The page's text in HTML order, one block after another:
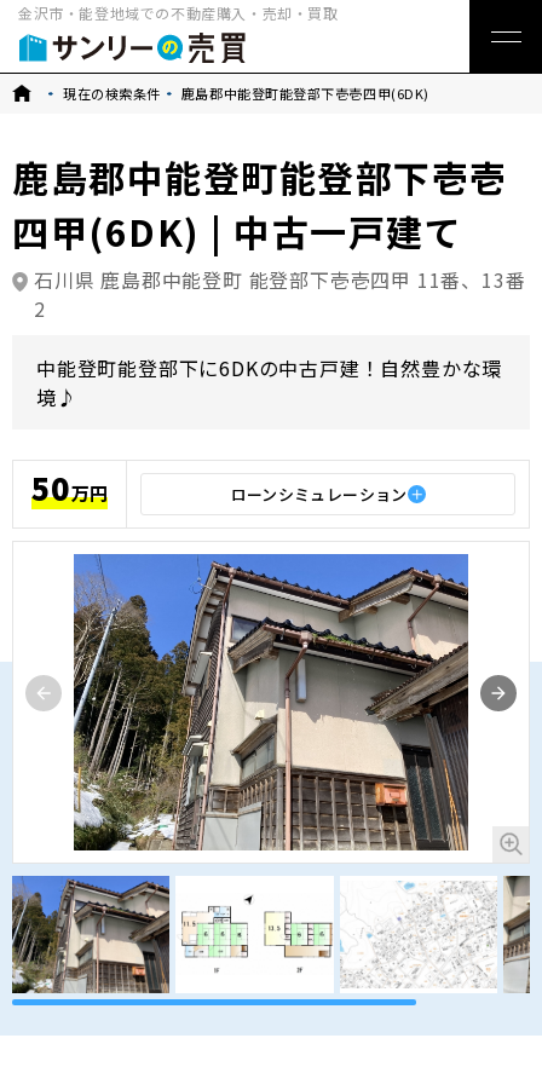
金沢市・能登地域での不動産購入・売却・買取
トップ現在の検索条件 鹿島郡中能登町能登部下壱壱四甲(6DK)
鹿島郡中能登町能登部下壱壱
四甲(6DK) | 中古一戸建て
石川県 鹿島郡中能登町 能登部下壱壱四甲 11番、13番
2
中能登町能登部下に6DKの中古戸建！自然豊かな環
境♪
50万円 ローンシミュレーション